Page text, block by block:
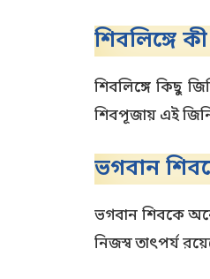
শিবলিঙ্গে
শিবলিঙ্গে কিছু
শিবপূজায় এই
ভগবান
ভগবান শিবকে
নিজস্ব তাৎপর্য